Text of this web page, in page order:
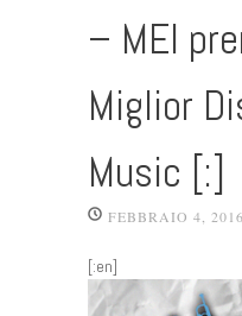
– MEI
Miglior
Music [:]
FEBBRAIO 4, 2016
[:en]